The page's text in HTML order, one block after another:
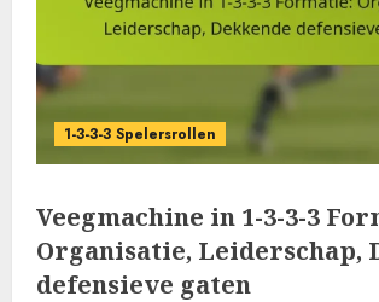
1-3-3-3 Spelersrollen
Veegmachine in 1-3-3-3
Organisatie, Leiderschap,
defensieve gaten